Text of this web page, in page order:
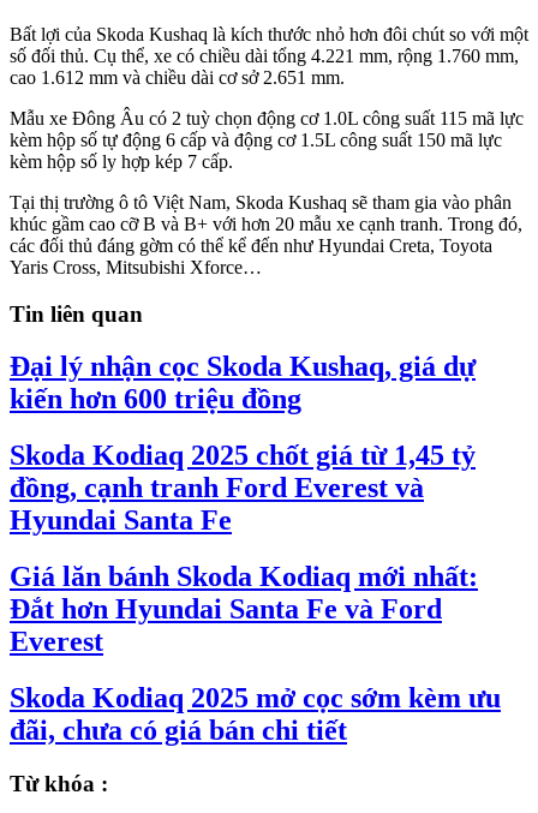
Bất lợi của Skoda Kushaq là kích thước nhỏ hơn đôi chút so với một
số đối thủ. Cụ thể, xe có chiều dài tổng 4.221 mm, rộng 1.760 mm,
cao 1.612 mm và chiều dài cơ sở 2.651 mm.
Mẫu xe Đông Âu có 2 tuỳ chọn động cơ 1.0L công suất 115 mã lực
kèm hộp số tự động 6 cấp và động cơ 1.5L công suất 150 mã lực
kèm hộp số ly hợp kép 7 cấp.
Tại thị trường ô tô Việt Nam, Skoda Kushaq sẽ tham gia vào phân
khúc gầm cao cỡ B và B+ với hơn 20 mẫu xe cạnh tranh. Trong đó,
các đối thủ đáng gờm có thể kể đến như Hyundai Creta, Toyota
Yaris Cross, Mitsubishi Xforce…
Tin liên quan
Đại lý nhận cọc Skoda Kushaq, giá dự
kiến hơn 600 triệu đồng
Skoda Kodiaq 2025 chốt giá từ 1,45 tỷ
đồng, cạnh tranh Ford Everest và
Hyundai Santa Fe
Giá lăn bánh Skoda Kodiaq mới nhất:
Đắt hơn Hyundai Santa Fe và Ford
Everest
Skoda Kodiaq 2025 mở cọc sớm kèm ưu
đãi, chưa có giá bán chi tiết
Từ khóa :